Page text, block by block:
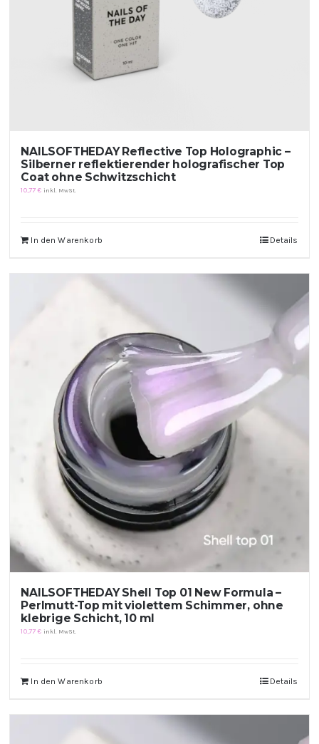
NAILSOFTHEDAY Reflective Top Holographic –
Silberner reflektierender holografischer Top
Coat ohne Schwitzschicht
10,77€ inkl. MwSt.
In den Warenkorb Details
NAILSOFTHEDAY Shell Top 01 New Formula –
Perlmutt-Top mit violettem Schimmer, ohne
klebrige Schicht, 10 ml
10,77€ inkl. MwSt.
In den Warenkorb Details